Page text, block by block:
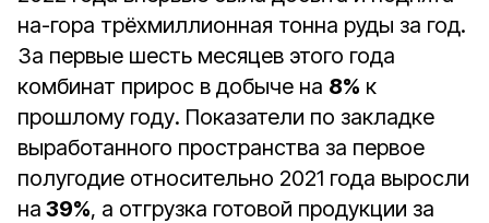
на-гора трёхмиллионная тонна руды за год.
За первые шесть месяцев этого года
комбинат прирос в добыче на 8% к
прошлому году. Показатели по закладке
выработанного пространства за первое
полугодие относительно 2021 года выросли
на 39%, а отгрузка готовой продукции за